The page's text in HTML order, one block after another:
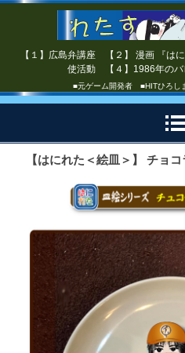
【１】広島弁講座 【２】 漫画 『は
使活動 【４】1986年の
■元ゲーム開発者 ■HITひろし
【はにれた＜絵皿＞】 チョ